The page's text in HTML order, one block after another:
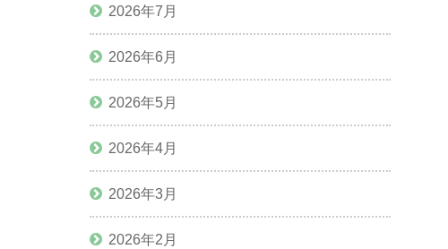
2026年7月
2026年6月
2026年5月
2026年4月
2026年3月
2026年2月